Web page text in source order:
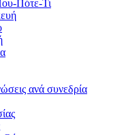
Πότε-Τι
ανά συνεδρία